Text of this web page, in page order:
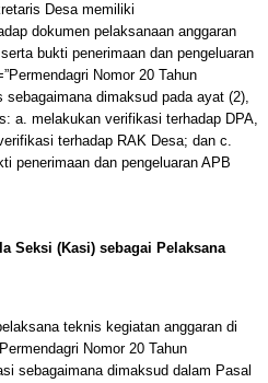
Desa memiliki
dokumen pelaksanaan anggaran
bukti penerimaan dan pengeluaran
Nomor 20 Tahun
sebagaimana dimaksud pada ayat (2),
a. melakukan verifikasi terhadap DPA,
terhadap RAK Desa; dan c.
penerimaan dan pengeluaran APB
Seksi (Kasi) sebagai Pelaksana
teknis kegiatan anggaran di
Nomor 20 Tahun
sebagaimana dimaksud dalam Pasal